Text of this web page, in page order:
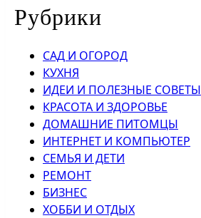
Рубрики
САД И ОГОРОД
КУХНЯ
ИДЕИ И ПОЛЕЗНЫЕ СОВЕТЫ
КРАСОТА И ЗДОРОВЬЕ
ДОМАШНИЕ ПИТОМЦЫ
ИНТЕРНЕТ И КОМПЬЮТЕР
СЕМЬЯ И ДЕТИ
РЕМОНТ
БИЗНЕС
ХОББИ И ОТДЫХ